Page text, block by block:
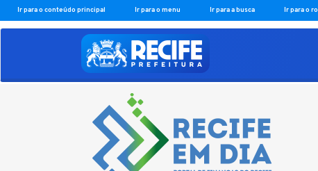
Ir para o conteúdo principal Ir para o menu Ir para a busca Ir para o